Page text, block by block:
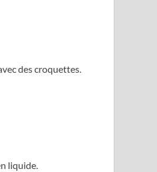
des croquettes.
liquide.